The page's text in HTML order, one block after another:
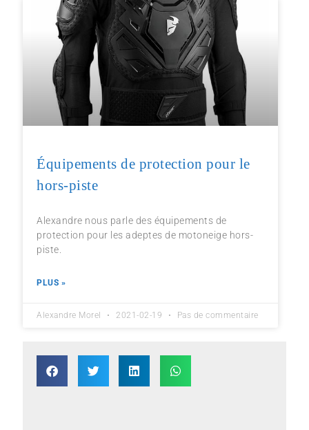
Équipements de protection pour le
hors-piste
Alexandre nous parle des équipements de
protection pour les adeptes de motoneige hors-
piste.
PLUS »
Alexandre Morel 2021-02-19 Pas de commentaire